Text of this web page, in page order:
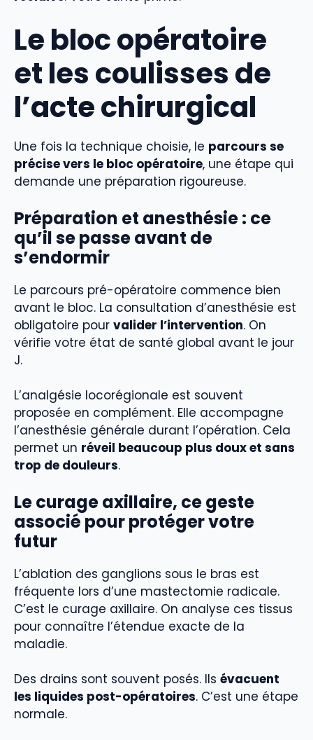
Le bloc opératoire
et les coulisses de
l’acte chirurgical
Une fois la technique choisie, le parcours se
précise vers le bloc opératoire, une étape qui
demande une préparation rigoureuse.
Préparation et anesthésie : ce
qu’il se passe avant de
s’endormir
Le parcours pré-opératoire commence bien
avant le bloc. La consultation d’anesthésie est
obligatoire pour valider l’intervention. On
vérifie votre état de santé global avant le jour
J.
L’analgésie locorégionale est souvent
proposée en complément. Elle accompagne
l’anesthésie générale durant l’opération. Cela
permet un réveil beaucoup plus doux et sans
trop de douleurs.
Lecurage axillaire, ce geste
associé pour protéger votre
futur
L’ablation des ganglions sous le bras est
fréquente lors d’une mastectomie radicale.
C’est le curage axillaire. On analyse ces tissus
pour connaître l’étendue exacte de la
maladie.
Des drains sont souvent posés. Ils évacuent
les liquides post-opératoires. C’est une étape
normale.